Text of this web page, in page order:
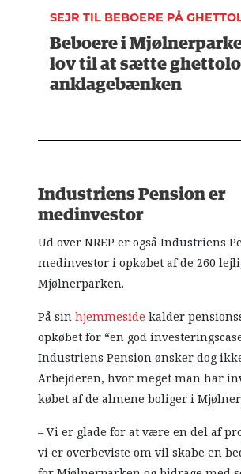
SEJR TIL BEBOERE PÅ
Beboere i
lov til at sætte
anklagebænken
Industriens Pension er
medinvestor
Ud over NREP er også Industriens
medinvestor i opkøbet af de 260
Mjølnerparken.
På sinhjemmeside kalder
opkøbet for “en god
Industriens Pension ønsker dog
Arbejderen, hvor meget man har
købet af de almene boliger i
– Vi er glade for at være en del af
vi er overbeviste om vil skabe en